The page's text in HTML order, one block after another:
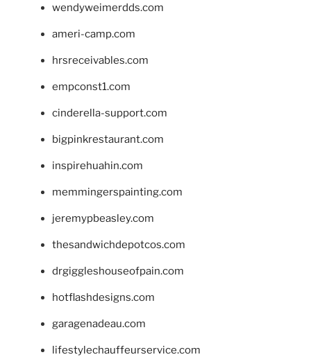
wendyweimerdds.com
ameri-camp.com
hrsreceivables.com
empconst1.com
cinderella-support.com
bigpinkrestaurant.com
inspirehuahin.com
memmingerspainting.com
jeremypbeasley.com
thesandwichdepotcos.com
drgiggleshouseofpain.com
hotflashdesigns.com
garagenadeau.com
lifestylechauffeurservice.com